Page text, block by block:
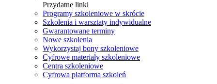
Przydatne linki
Programy szkoleniowe w skrócie
Szkolenia i warsztaty indywidualne
Gwarantowane terminy
Nowe szkolenia
Wykorzystaj bony szkoleniowe
Cyfrowe materiały szkoleniowe
Centra szkoleniowe
Cyfrowa platforma szkoleń